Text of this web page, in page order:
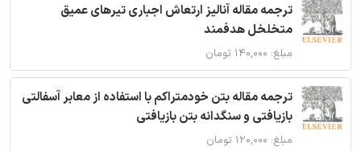
ترجمه مقاله آنالیز ارتعاش اجباری تیرهای عمیق
متخلخل هدفمند
مبلغ: ۱۴۰,۰۰۰ تومان
ترجمه مقاله بتن خودمتراکم با استفاده از معابر آسفالتی
بازیافتی و سنگدانه بتن بازیافتی
مبلغ: ۱۲۰,۰۰۰ تومان